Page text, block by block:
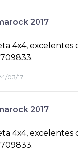
2017
4x4, excelentes
03/17
2017
4x4, excelentes